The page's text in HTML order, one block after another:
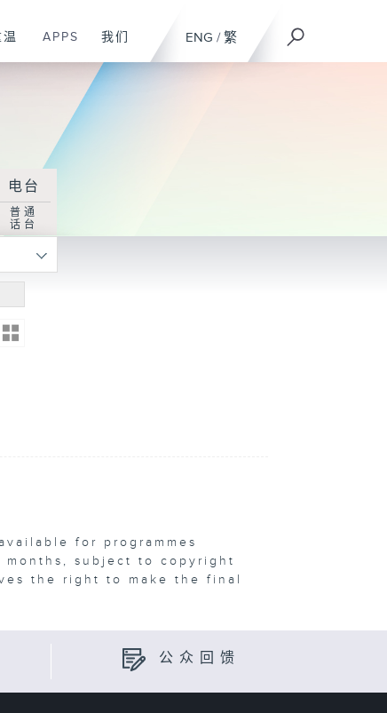
ENG / 繁
APPS 我们
电台
普通
话台
for programmes
months, subject to copyright
the right to make the final
公众回馈